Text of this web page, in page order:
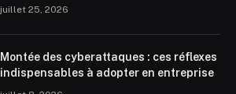
juillet 25, 2026
Montée des cyberattaques : ces réflexes
indispensables à adopter en entreprise